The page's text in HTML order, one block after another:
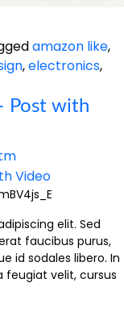
amazon like,
,electronics,
Post with
elit. Sed
faucibus purus,
id sodales libero. In
feugiat velit, cursus